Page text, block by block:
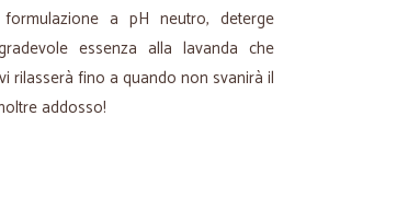
a pH neutro, deterge
essenza alla lavanda che
rilasserà fino a quando non svanirà il
addosso!